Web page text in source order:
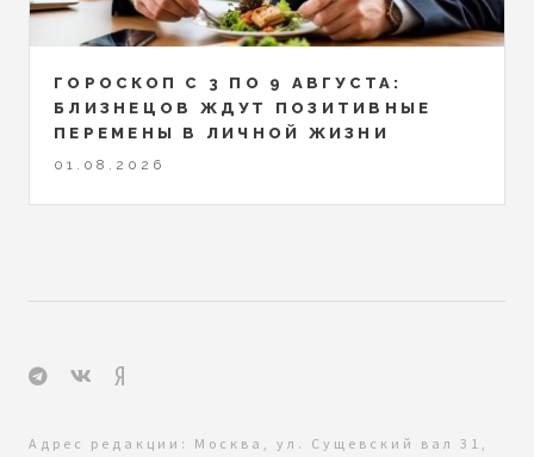
ГОРОСКОП С 3 ПО 9 АВГУСТА:
БЛИЗНЕЦОВ ЖДУТ ПОЗИТИВНЫЕ
ПЕРЕМЕНЫ В ЛИЧНОЙ ЖИЗНИ
01.08.2026
Адрес редакции: Москва, ул. Сущевский вал 31,